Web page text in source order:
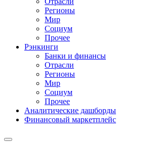
Регионы
Мир
Социум
Прочее
Рэнкинги
Банки и финансы
Отрасли
Регионы
Мир
Социум
Прочее
Аналитические дашборды
Финансовый маркетплейс